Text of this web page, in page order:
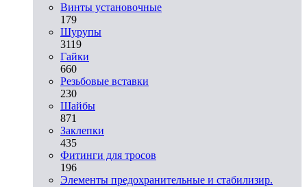
Винты установочные
179
Шурупы
3119
Гайки
660
Резьбовые вставки
230
Шайбы
871
Заклепки
435
Фитинги для тросов
196
Элементы предохранительные и стабилизир.